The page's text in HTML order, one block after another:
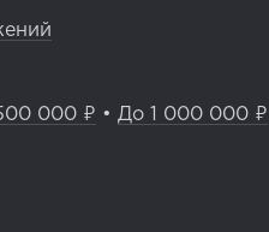
000 ₽ • До 1 000 000 ₽